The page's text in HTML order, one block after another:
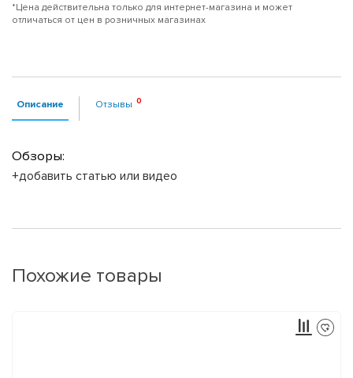
*Цена действительна только для интернет-магазина и может
отличаться от цен в розничных магазинах
Описание Отзывы
Обзоры:
+добавить статью или видео
Похожие товары